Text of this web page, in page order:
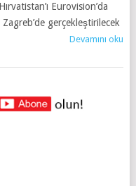
Eurovision’da
gerçekleştirilecek
Devamını oku